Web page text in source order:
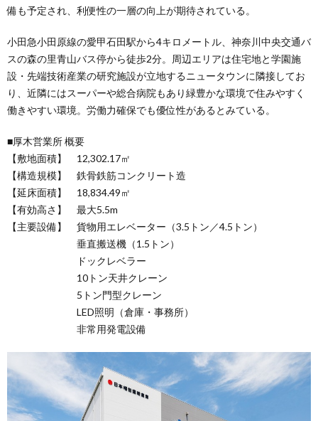
備も予定され、利便性の一層の向上が期待されている。
小田急小田原線の愛甲石田駅から4キロメートル、神奈川中央交通バ
スの森の里青山バス停から徒歩2分。周辺エリアは住宅地と学園施
設・先端技術産業の研究施設が立地するニュータウンに隣接してお
り、近隣にはスーパーや総合病院もあり緑豊かな環境で住みやすく
働きやすい環境。労働力確保でも優位性があるとみている。
■厚木営業所 概要
【敷地面積】 12,302.17㎡
【構造規模】 鉄骨鉄筋コンクリート造
【延床面積】 18,834.49㎡
【有効高さ】 最大5.5m
【主要設備】 貨物用エレベーター（3.5トン／4.5トン）
垂直搬送機（1.5トン）
ドックレベラー
10トン天井クレーン
5トン門型クレーン
LED照明（倉庫・事務所）
非常用発電設備